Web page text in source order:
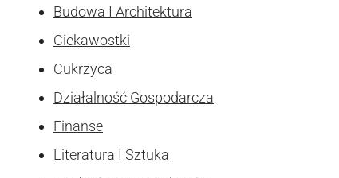
Budowa I Architektura
Ciekawostki
Cukrzyca
Działalność Gospodarcza
Finanse
Literatura I Sztuka